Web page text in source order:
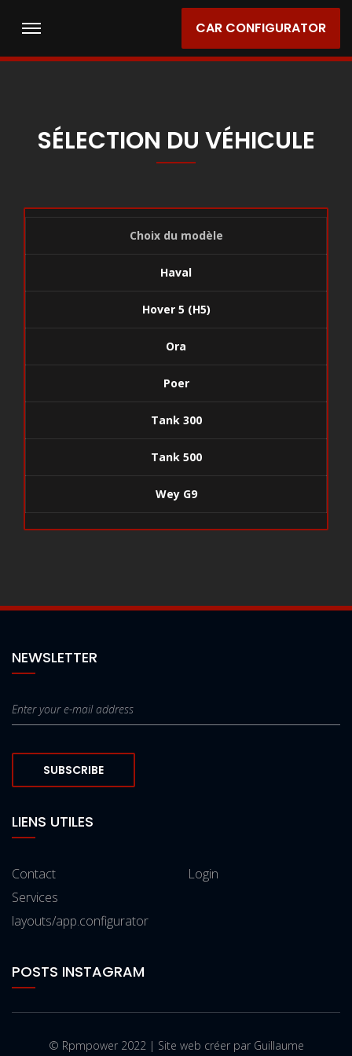
CAR CONFIGURATOR
SÉLECTION DU VÉHICULE
Choix du modèle
Haval
Hover 5 (H5)
Ora
Poer
Tank 300
Tank 500
Wey G9
NEWSLETTER
SUBSCRIBE
LIENS UTILES
Contact
Services
layouts/app.configurator
Login
POSTS INSTAGRAM
© Rpmpower 2022 | Site web créer par Guillaume